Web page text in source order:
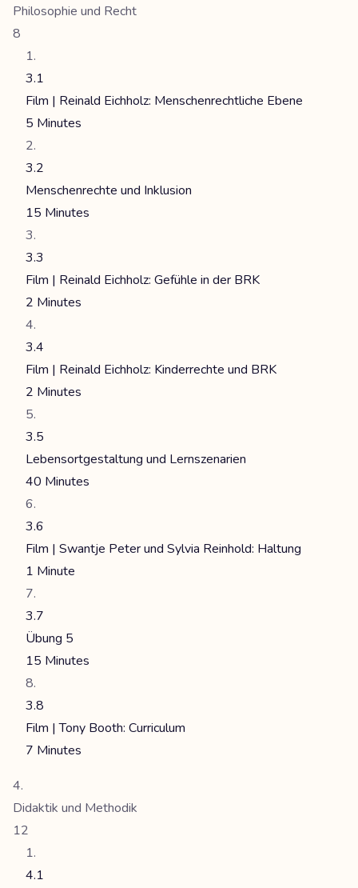
Philosophie und Recht
8
3.1
Film | Reinald Eichholz: Menschenrechtliche Ebene
5 Minutes
3.2
Menschenrechte und Inklusion
15 Minutes
3.3
Film | Reinald Eichholz: Gefühle in der BRK
2 Minutes
3.4
Film | Reinald Eichholz: Kinderrechte und BRK
2 Minutes
3.5
Lebensortgestaltung und Lernszenarien
40 Minutes
3.6
Film | Swantje Peter und Sylvia Reinhold: Haltung
1 Minute
3.7
Übung 5
15 Minutes
3.8
Film | Tony Booth: Curriculum
7 Minutes
Didaktik und Methodik
12
4.1